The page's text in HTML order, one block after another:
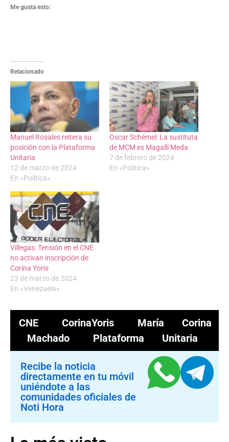
Me gusta esto:
Relacionado
Manuel Rosales reitera su
posición con la Plataforma
Unitaria
12 de marzo de 2024
En «Política»
Oscar Schémel: La sustituta
de MCM es Magalli Meda
7 de febrero de 2024
En «Política»
Villegas: Tensión en el CNE
no activan inscripción de
Corina Yoris
23 de marzo de 2024
En «Venezuela»
CNE CorinaYoris
María Corina
Machado
Plataforma Unitaria
Recibe la noticia
directamente en tu móvil
uniéndote a las
comunidades oficiales de
Noti Hora